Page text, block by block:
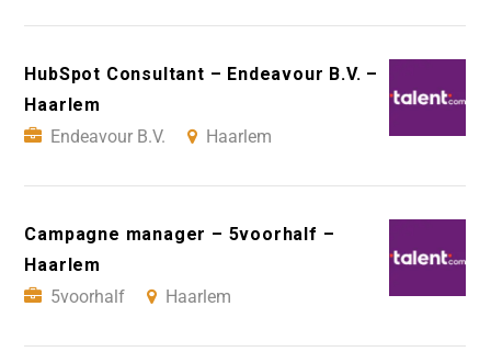
HubSpot Consultant – Endeavour B.V. –
Haarlem
Endeavour B.V.
Haarlem
Campagne manager – 5voorhalf –
Haarlem
5voorhalf
Haarlem